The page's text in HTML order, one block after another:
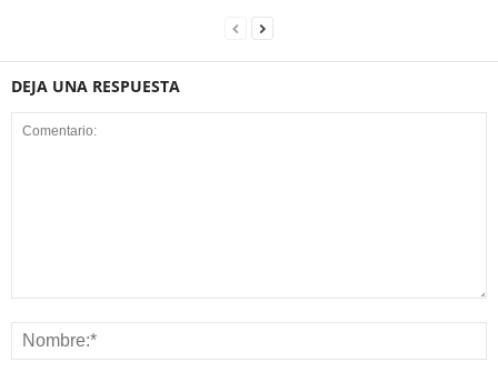
DEJA UNA RESPUESTA